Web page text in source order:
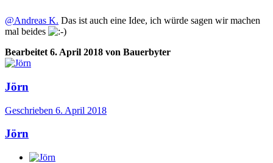
@Andreas K. Das ist auch eine Idee, ich würde sagen wir machen
mal beides
Bearbeitet 6. April 2018 von Bauerbyter
Jörn
Geschrieben 6. April 2018
Jörn